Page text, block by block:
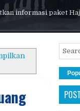
informasi paket